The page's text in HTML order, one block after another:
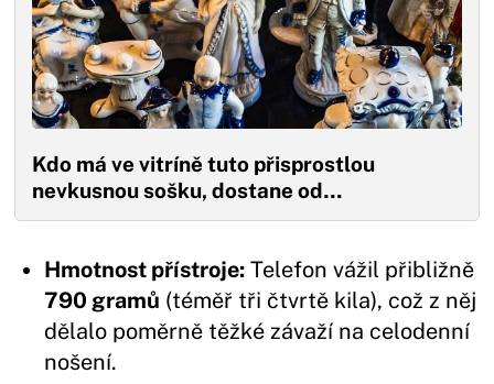
Kdo má ve vitríně tuto přisprostlou
nevkusnou sošku, dostane od…
Hmotnost přístroje: Telefon vážil přibližně
790 gramů (téměř tři čtvrtě kila), což z něj
dělalo poměrně těžké závaží na celodenní
nošení.